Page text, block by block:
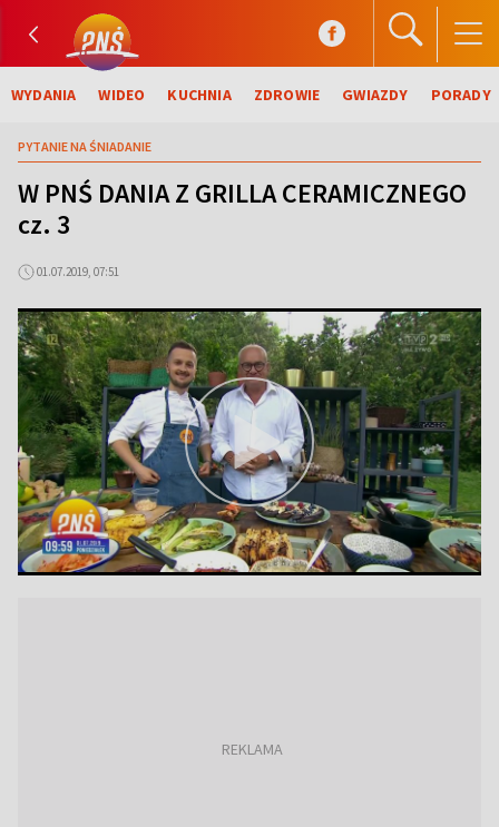
WYDANIA WIDEO KUCHNIA ZDROWIE GWIAZDY PORADY
PYTANIE NA ŚNIADANIE
W PNŚ DANIA Z GRILLA CERAMICZNEGO
cz. 3
01.07.2019, 07:51